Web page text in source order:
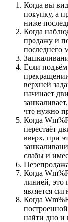
Когда вы
покупку, а
ниже
Когда
продажу и
последнего
Если подъём
верхней
начинает
что нужно
Когда
перестаёт
вверх, при
слабы и
Когда
линией, это
является
Когда
найти дно и